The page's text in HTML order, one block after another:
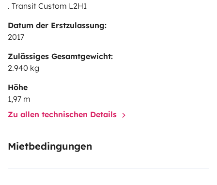
. Transit Custom L2H1
Datum der Erstzulassung:
2017
Zulässiges Gesamtgewicht:
2.940 kg
Höhe
1,97 m
Zu allen technischen Details
Mietbedingungen